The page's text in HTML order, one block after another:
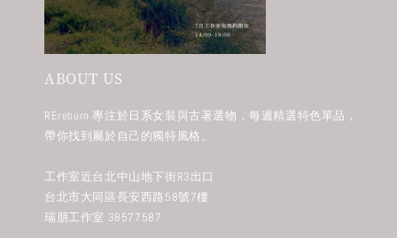
ABOUT US
REreburn 專注於日系女裝與古著選物，每週精選特色單品，
帶你找到屬於自己的獨特風格。
工作室近台北中山地下街R3出口
台北市大同區長安西路58號7樓
瑞朋工作室 38577587